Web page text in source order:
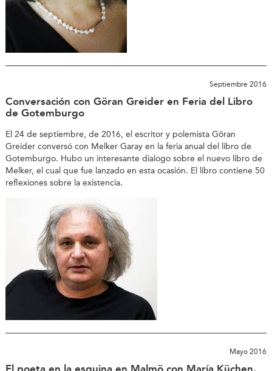
Septiembre 2016
Conversación con Göran Greider en Feria del Libro
de Gotemburgo
El 24 de septiembre, de 2016, el escritor y polemista Göran
Greider conversó con Melker Garay en la feria anual del libro de
Gotemburgo. Hubo un interesante dialogo sobre el nuevo libro de
Melker, el cual que fue lanzado en esta ocasión. El libro contiene 50
reflexiones sobre la existencia.
Mayo 2016
El poeta en la esquina en Malmö con María Küchen.